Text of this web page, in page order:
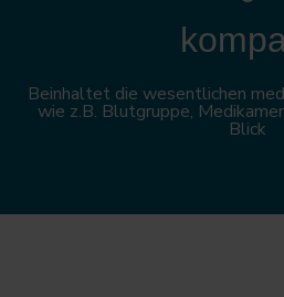
Beinhaltet die wesentlichen
wie z.B. Blutgruppe,
Blick